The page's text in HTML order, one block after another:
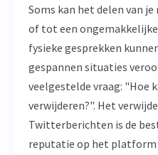
Soms kan het delen van
of tot een
fysieke gesprekken
gespannen situaties
veelgestelde vraag: "Hoe
verwijderen?". Het
Twitterberichten is de
reputatie op het platform